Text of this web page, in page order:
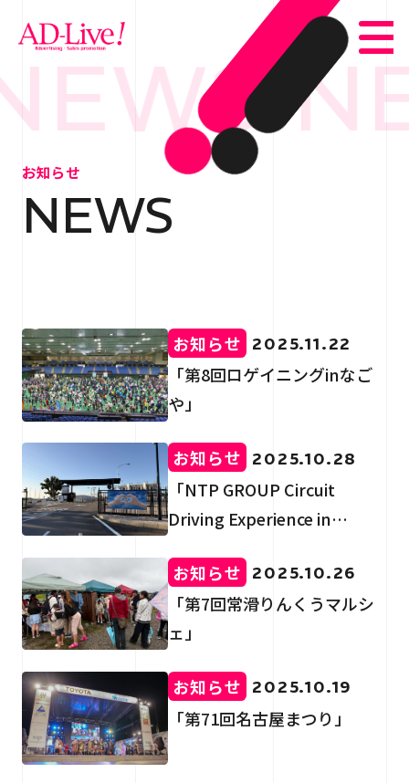
TOP
NEWS お知らせ
WORKS 事例紹介
RECRUIT
CONTACT お問い合わせ
個人情報保護法 サイトマップ
お知らせ
NEWS
お知らせ 2025.11.22
「第8回ロゲイニングinなご
や」
お知らせ 2025.10.28
「NTP GROUP Circuit
Driving Experience in
お知らせ
2025.10.26
「第7回常滑りんくうマルシ
ェ」
お知らせ 2025.10.19
「第71回名古屋まつり」